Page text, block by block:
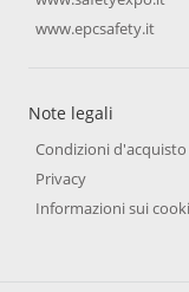
www.epcsafety.it
Note legali
Condizioni d'acquisto
Privacy
Informazioni sui